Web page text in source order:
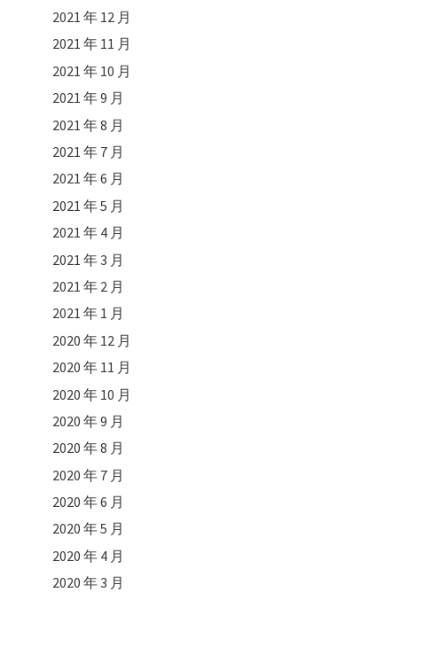
2021 年 12 月
2021 年 11 月
2021 年 10 月
2021 年 9 月
2021 年 8 月
2021 年 7 月
2021 年 6 月
2021 年 5 月
2021 年 4 月
2021 年 3 月
2021 年 2 月
2021 年 1 月
2020 年 12 月
2020 年 11 月
2020 年 10 月
2020 年 9 月
2020 年 8 月
2020 年 7 月
2020 年 6 月
2020 年 5 月
2020 年 4 月
2020 年 3 月